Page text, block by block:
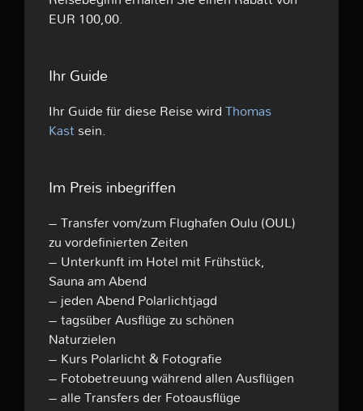
EUR 100,00.
Ihr Guide
Ihr Guide für diese Reise wirdThomas
Kastsein.
Im Preis inbegriffen
– Transfer vom/zum Flughafen Oulu (OUL)
zu vordefinierten Zeiten
– Unterkunft im Hotel mit Frühstück,
Sauna am Abend
– jeden Abend Polarlichtjagd
– tagsüber Ausflüge zu schönen
Naturzielen
– Kurs Polarlicht & Fotografie
– Fotobetreuung während allen Ausflügen
– alle Transfers der Fotoausflüge